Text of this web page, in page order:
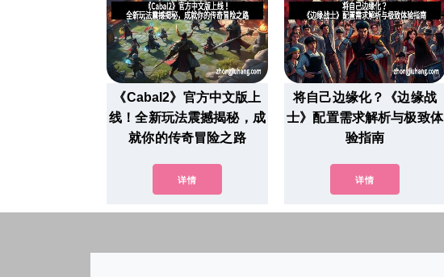
《Cabal2》官方中文版上
线！全新玩法震撼揭秘，成
就你的传奇冒险之路
详情
将自己边缘化？《边缘战
士》配置需求解析与极致体
验指南
详情